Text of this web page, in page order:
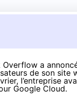
Overflow a
de son site
l’entreprise
Google Cloud.